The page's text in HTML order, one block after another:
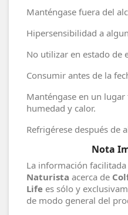
Manténgase fuera del
Hipersensibilidad a
No utilizar en estado de
Consumir antes de la
Manténgase en un
humedad y calor.
Refrigérese después de
Nota
La información
Naturista acerca de
Life es sólo y
de modo general del